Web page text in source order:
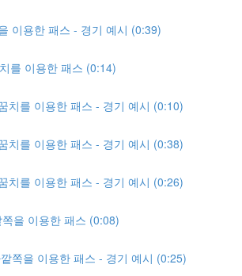
이용한 패스 - 경기 예시 (0:39)
를 이용한 패스 (0:14)
치를 이용한 패스 - 경기 예시 (0:10)
치를 이용한 패스 - 경기 예시 (0:38)
치를 이용한 패스 - 경기 예시 (0:26)
을 이용한 패스 (0:08)
쪽을 이용한 패스 - 경기 예시 (0:25)